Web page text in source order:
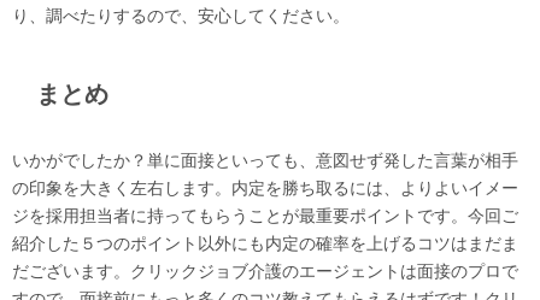
り、調べたりするので、安心してください。
まとめ
いかがでしたか？単に面接といっても、意図せず発した言葉が相手
の印象を大きく左右します。内定を勝ち取るには、よりよいイメー
ジを採用担当者に持ってもらうことが最重要ポイントです。今回ご
紹介した５つのポイント以外にも内定の確率を上げるコツはまだま
だございます。クリックジョブ介護のエージェントは面接のプロで